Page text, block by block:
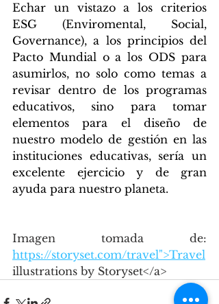
Echar un vistazo a los criterios
ESG (Enviromental, Social,
Governance), a los principios del
Pacto Mundial o a los ODS para
asumirlos, no solo como temas a
revisar dentro de los programas
educativos, sino para tomar
elementos para el diseño de
nuestro modelo de gestión en las
instituciones educativas, sería un
excelente ejercicio y de gran
ayuda para nuestro planeta.
https://storyset.com/travel">Travel
illustrations by Storyset</a>